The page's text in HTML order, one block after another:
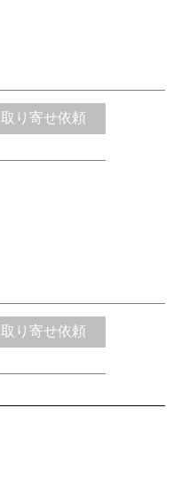
取り寄せ依頼
取り寄せ依頼